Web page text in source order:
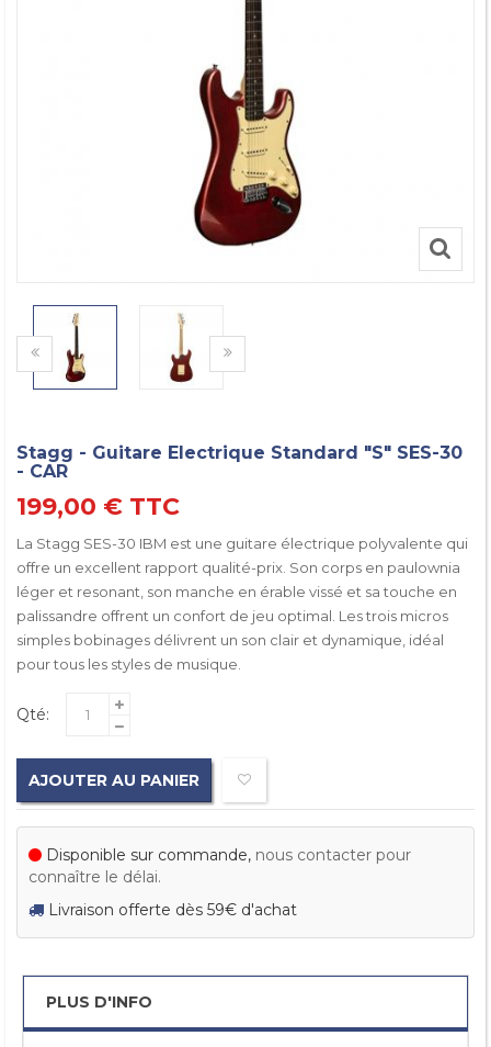
Stagg - Guitare Electrique Standard "S" SES-30
- CAR
199,00 € TTC
La Stagg SES-30 IBM est une guitare électrique polyvalente qui
offre un excellent rapport qualité-prix. Son corps en paulownia
léger et resonant, son manche en érable vissé et sa touche en
palissandre offrent un confort de jeu optimal. Les trois micros
simples bobinages délivrent un son clair et dynamique, idéal
pour tous les styles de musique.
Qté:
AJOUTER AU PANIER
Disponible sur commande, nous contacter pour
connaître le délai.
Livraison offerte dès 59€ d'achat
PLUS D'INFO